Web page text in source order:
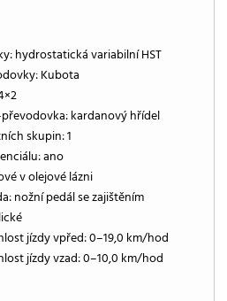
hydrostatická variabilní HST
Kubota
kardanový hřídel
skupin: 1
ano
v olejové lázni
nožní pedál se zajištěním
jízdy vpřed: 0–19,0 km/hod
jízdy vzad: 0–10,0 km/hod